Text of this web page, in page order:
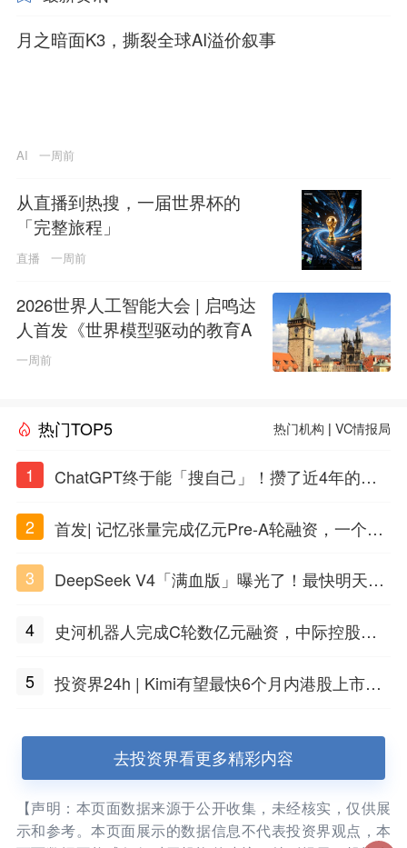
月之暗面K3，撕裂全球AI溢价叙事
AI 一周前
从直播到热搜，一届世界杯的
「完整旅程」
直播 一周前
2026世界人工智能大会 | 启鸣达
人首发《世界模型驱动的教育A
GI白皮书》
一周前
热门TOP5 热门机构 |VC情报局
1
ChatGPT终于能「搜自己」！攒了近4年的对
2
首发| 记忆张量完成亿元Pre-A轮融资，一个上
3
DeepSeek V4「满血版」曝光了！最快明天发
4
史河机器人完成C轮数亿元融资，中际控股领
5
投资界24h | Kimi有望最快6个月内港股上市；
去投资界看更多精彩内容
【声明：本页面数据来源于公开收集，未经核实，仅供展
示和参考。本页面展示的数据信息不代表投资界观点，本